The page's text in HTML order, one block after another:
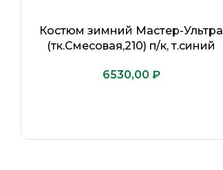
Костюм зимний Мастер-Ультра
(тк.Смесовая,210) п/к, т.синий
₽